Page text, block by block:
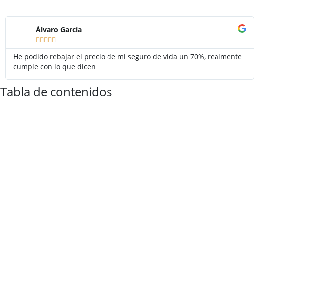
Álvaro García
    
He podido rebajar el precio de mi seguro de vida un 70%, realmente
cumple con lo que dicen
Tabla de contenidos